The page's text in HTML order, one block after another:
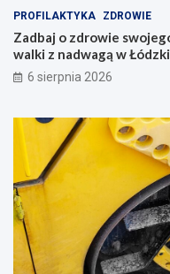
PROFILAKTYKA ZDROWIE
Zadbaj o zdrowie
walki z nadwagą w
6 sierpnia 2026